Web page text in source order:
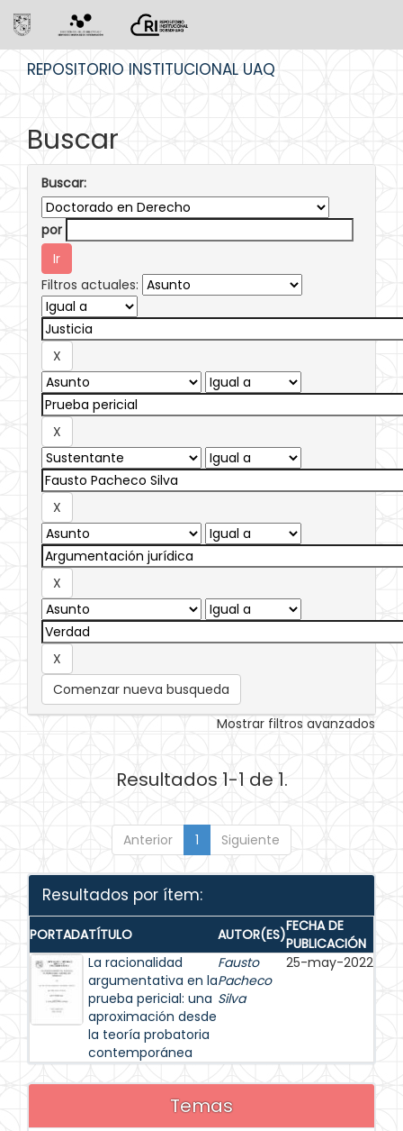
REPOSITORIO INSTITUCIONAL UAQ
Buscar
Buscar:
por
Filtros actuales:
Comenzar nueva busqueda
Mostrar filtros avanzados
Resultados 1-1 de 1.
Anterior 1 Siguiente
Resultados por ítem:
PORTADATÍTULO AUTOR(ES)FECHA DE
PUBLICACIÓN
La racionalidad
argumentativa en la
prueba pericial: una
aproximación desde
la teoría probatoria
contemporánea
Fausto
Pacheco
Silva
25-may-2022
Temas